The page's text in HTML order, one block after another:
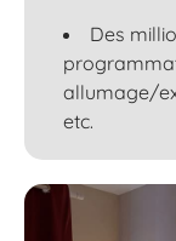
Des
allumage/
etc.